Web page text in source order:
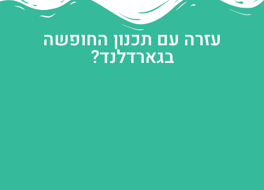
עזרה עם תכנון החופשה
בגארדלנד?